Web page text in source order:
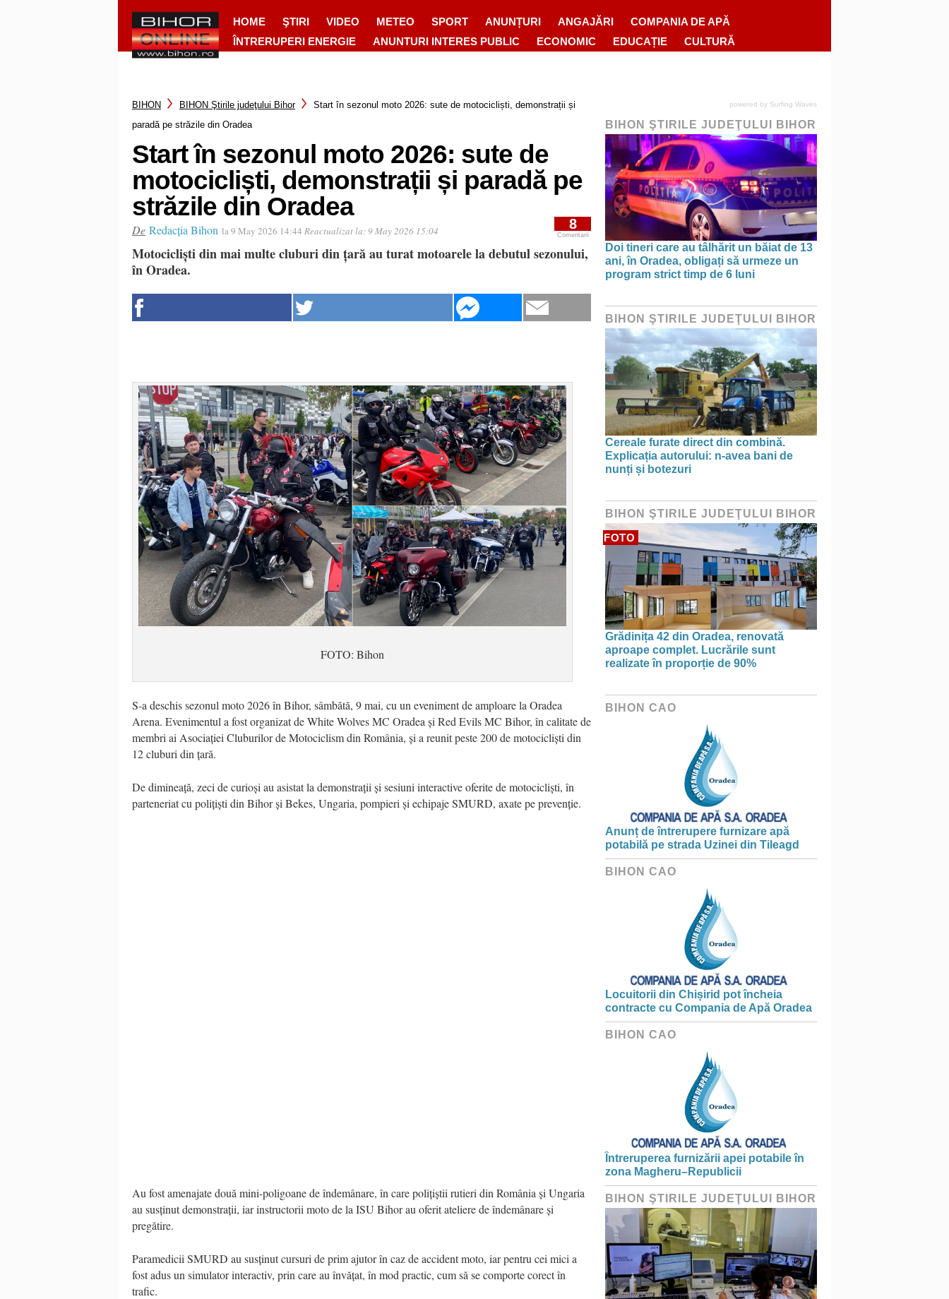
HOME ŞTIRI VIDEO METEO SPORT ANUNȚURI ANGAJĂRI
COMPANIA DE APĂ
ÎNTRERUPERI ENERGIE
ANUNTURI INTERES PUBLIC ECONOMIC EDUCAȚIE CULTURĂ
BIHON BIHON Ştirile judeţului Bihor
Start în sezonul moto 2026: sute de motocicliști, demonstrații și
paradă pe străzile din Oradea
Start în sezonul moto 2026: sute de
motocicliști, demonstrații și paradă pe
străzile din Oradea
De Redacția Bihon la 9 May 2026 14:44 Reactualizat la: 9 May 2026 15:04 8
Comentarii
Motocicliști din mai multe cluburi din țară au turat motoarele la debutul sezonului,
în Oradea.
FOTO: Bihon
S-a deschis sezonul moto 2026 în Bihor, sâmbătă, 9 mai, cu un eveniment de amploare la Oradea
Arena. Evenimentul a fost organizat de White Wolves MC Oradea și Red Evils MC Bihor, în calitate de
membri ai Asociației Cluburilor de Motociclism din România, și a reunit peste 200 de motocicliști din
12 cluburi din țară.
De dimineață, zeci de curioși au asistat la demonstrații și sesiuni interactive oferite de motocicliști, în
parteneriat cu polițiști din Bihor și Bekes, Ungaria, pompieri și echipaje SMURD, axate pe prevenție.
Au fost amenajate două mini-poligoane de îndemânare, în care polițiștii rutieri din România și Ungaria
au susținut demonstrații, iar instructorii moto de la ISU Bihor au oferit ateliere de îndemânare și
pregătire.
Paramedicii SMURD au susținut cursuri de prim ajutor în caz de accident moto, iar pentru cei mici a
fost adus un simulator interactiv, prin care au învățat, în mod practic, cum să se comporte corect în
trafic.
powered by Surfing Waves
BIHON ŞTIRILE JUDEŢULUI BIHOR
Doi tineri care au tâlhărit un băiat de 13
ani, în Oradea, obligați să urmeze un
program strict timp de 6 luni
BIHON ŞTIRILE JUDEŢULUI BIHOR
Cereale furate direct din combină.
Explicația autorului: n-avea bani de
nunți și botezuri
BIHON ŞTIRILE JUDEŢULUI BIHOR
FOTO
Grădinița 42 din Oradea, renovată
aproape complet. Lucrările sunt
realizate în proporție de 90%
BIHON CAO
Anunț de întrerupere furnizare apă
potabilă pe strada Uzinei din Tileagd
BIHON CAO
Locuitorii din Chișirid pot încheia
contracte cu Compania de Apă Oradea
BIHON CAO
Întreruperea furnizării apei potabile în
zona Magheru–Republicii
BIHON ŞTIRILE JUDEŢULUI BIHOR